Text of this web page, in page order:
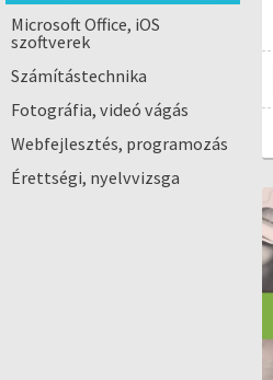
Microsoft Office, iOS
szoftverek
Számítástechnika
Fotográfia, videó vágás
Webfejlesztés, programozás
Érettségi, nyelvvizsga